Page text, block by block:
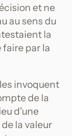
et ne
au sens du
la
par la
invoquent
de la
d'une
la valeur